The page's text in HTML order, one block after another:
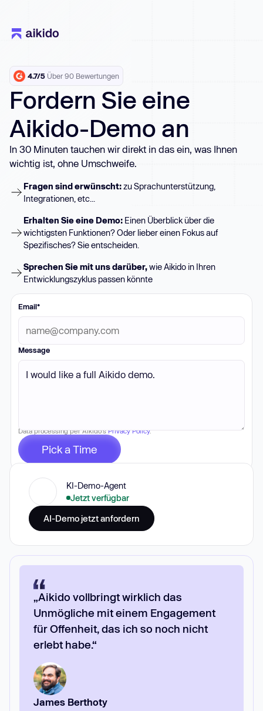
4.7/5 Über 90 Bewertungen
Fordern Sie eine
Aikido-Demo an
In 30 Minuten tauchen wir direkt in das ein, was Ihnen
wichtig ist, ohne Umschweife.
Fragen sind erwünscht:zu Sprachunterstützung,
Integrationen, etc...
Erhalten Sie eine Demo: Einen Überblick über die
wichtigsten Funktionen? Oder lieber einen Fokus auf
Spezifisches? Sie entscheiden.
Sprechen Sie mit uns darüber,wie Aikido in Ihren
Entwicklungszyklus passen könnte
Email*
Message
Data processing per Aikido'sPrivacy Policy.
AI-Demo jetzt anfordern
KI-Demo-Agent
Jetzt verfügbar
„Aikido vollbringt wirklich das
Unmögliche mit einem Engagement
für Offenheit, das ich so noch nicht
erlebt habe.“
James Berthoty